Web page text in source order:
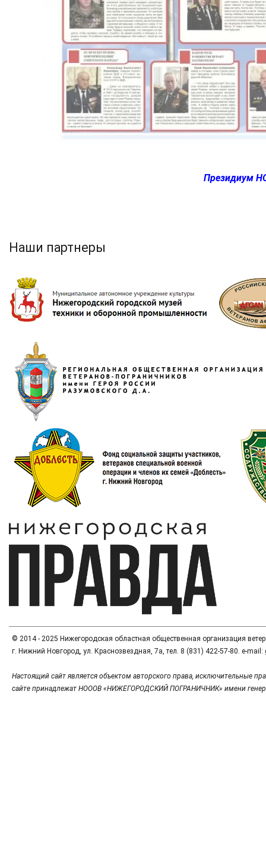
Президиум
Наши партнеры
© 2014 - 2025 Нижегородская областная общественная организация
г. Нижний Новгород, ул. Краснозвездная, 7а, тел. 8 (831) 422-57-80. e-
Настоящий сайт является объектом авторского права, исключительные
сайте принадлежат НОООВ «НИЖЕГОРОДСКИЙ ПОГРАНИЧНИК» имени